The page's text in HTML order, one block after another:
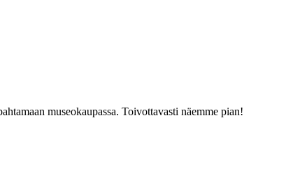
museokaupassa. Toivottavasti näemme pian!